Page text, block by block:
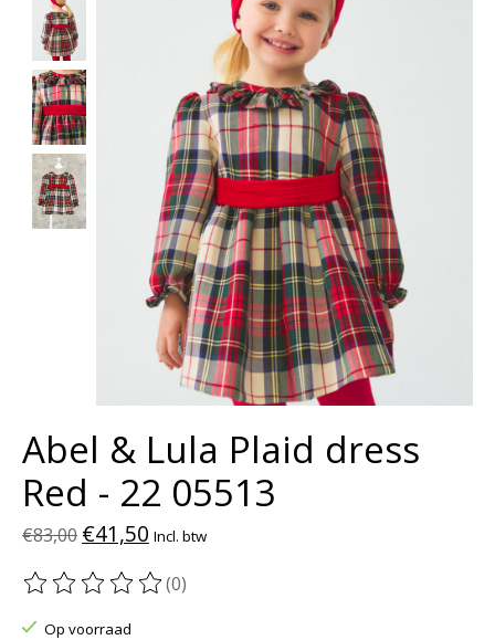
Abel & Lula Plaid dress
Red - 22 05513
€83,00 €41,50 Incl. btw
De beoordeling van dit product is
(0)
Op voorraad